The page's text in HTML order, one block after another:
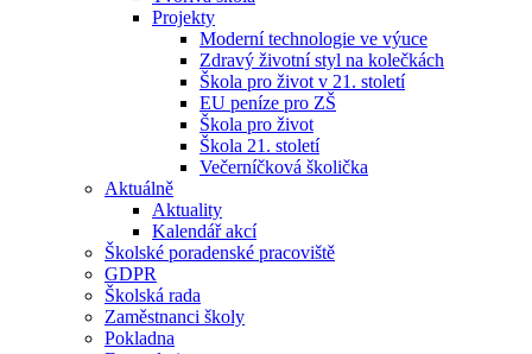
Projekty
Moderní technologie ve výuce
Zdravý životní styl na kolečkách
Škola pro život v 21. století
EU peníze pro ZŠ
Škola pro život
Škola 21. století
Večerníčková školička
Aktuálně
Aktuality
Kalendář akcí
Školské poradenské pracoviště
GDPR
Školská rada
Zaměstnanci školy
Pokladna